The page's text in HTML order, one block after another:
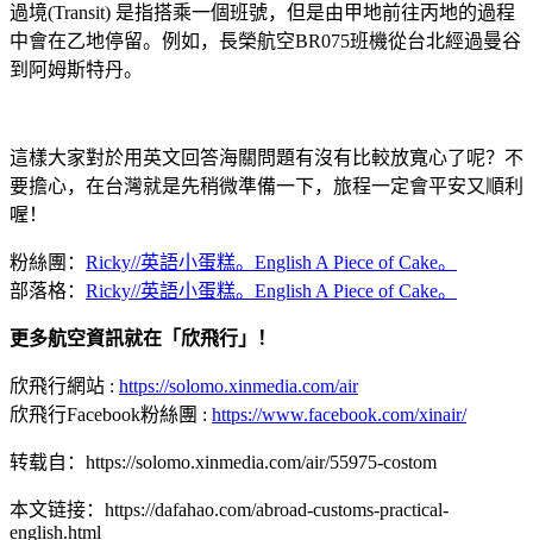
過境(Transit) 是指搭乘一個班號，但是由甲地前往丙地的過程
中會在乙地停留。例如，長榮航空BR075班機從台北經過曼谷
到阿姆斯特丹。
這樣大家對於用英文回答海關問題有沒有比較放寬心了呢？不
要擔心，在台灣就是先稍微準備一下，旅程一定會平安又順利
喔！
粉絲團： Ricky//英語小蛋糕。English A Piece of Cake。
部落格： Ricky//英語小蛋糕。English A Piece of Cake。
更多航空資訊就在「欣飛行」！
欣飛行網站 : https://solomo.xinmedia.com/air
欣飛行Facebook粉絲團 : https://www.facebook.com/xinair/
转载自：https://solomo.xinmedia.com/air/55975-costom
本文链接：https://dafahao.com/abroad-customs-practical-
english.html